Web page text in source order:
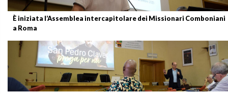
È iniziata l’Assemblea intercapitolare dei Missionari Comboniani
a Roma